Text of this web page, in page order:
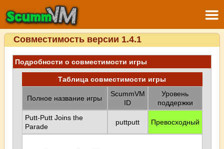
Совместимость версии 1.4.1
Подробности о совместимости игры
Таблица совместимости игры
Полное название игры
ScummVM
ID
Уровень
поддержки
Putt-Putt Joins the
Parade
puttputt Превосходный